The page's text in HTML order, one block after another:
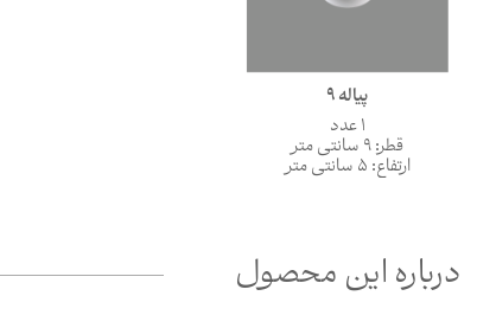
پیاله 9
1 عدد
قطر: 9 سانتی متر
ارتفاع: 5 سانتی متر
درباره این محصول